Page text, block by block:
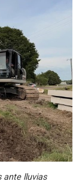
ante lluvias